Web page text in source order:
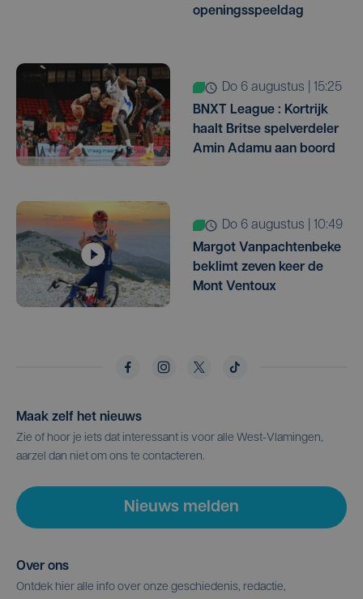
openingsspeeldag
do 6 augustus | 15:25
BNXT League : Kortrijk
haalt Britse spelverdeler
Amin Adamu aan boord
do 6 augustus | 10:49
Margot Vanpachtenbeke
beklimt zeven keer de
Mont Ventoux
Maak zelf het nieuws
Zie of hoor je iets dat interessant is voor alle West-Vlamingen,
aarzel dan niet om ons te contacteren.
Nieuws melden
Over ons
Ontdek hier alle info over onze geschiedenis, redactie,